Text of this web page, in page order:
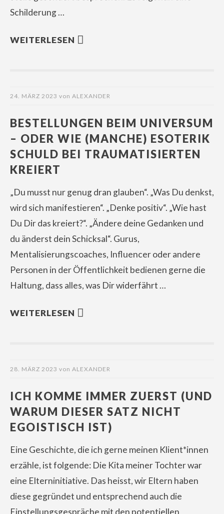
Schilderung …
WEITERLESEN
24. MÄRZ 2023 von ALEXANDER
BESTELLUNGEN BEIM UNIVERSUM
– ODER WIE (MANCHE) ESOTERIK
SCHULD BEI TRAUMATISIERTEN
KREIERT
„Du musst nur genug dran glauben“. „Was Du denkst,
wird sich manifestieren“. „Denke positiv“. „Wie hast
Du Dir das kreiert?“. „Ändere deine Gedanken und
du änderst dein Schicksal“. Gurus,
Mentalisierungscoaches, Influencer oder andere
Personen in der Öffentlichkeit bedienen gerne die
Haltung, dass alles, was Dir widerfährt …
WEITERLESEN
28. MÄRZ 2023 von ALEXANDER
ICH KOMME IMMER ZUERST (UND
WARUM DIESER SATZ NICHT
EGOISTISCH IST)
Eine Geschichte, die ich gerne meinen Klient*innen
erzähle, ist folgende: Die Kita meiner Tochter war
eine Elterninitiative. Das heisst, wir Eltern haben
diese gegründet und entsprechend auch die
Einstellungsgespräche mit den potentiellen